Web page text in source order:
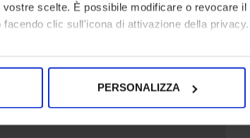
scelte. È possibile modificare o revocare
clic sull'icona di attivazione della privacy.
anche:
scansionandolo attivamente alla ricerca di
i tuoi dati personali e imposta le tue
PERSONALIZZA